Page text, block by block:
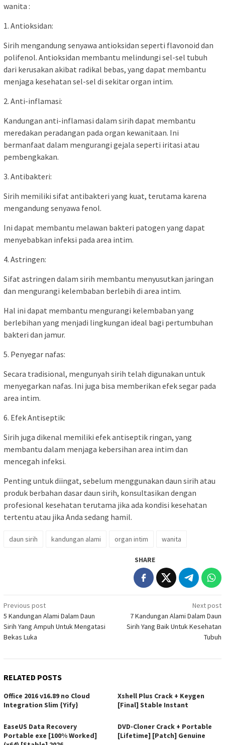
wanita :
1. Antioksidan:
Sirih mengandung senyawa antioksidan seperti flavonoid dan
polifenol. Antioksidan membantu melindungi sel-sel tubuh
dari kerusakan akibat radikal bebas, yang dapat membantu
menjaga kesehatan sel-sel di sekitar organ intim.
2. Anti-inflamasi:
Kandungan anti-inflamasi dalam sirih dapat membantu
meredakan peradangan pada organ kewanitaan. Ini
bermanfaat dalam mengurangi gejala seperti iritasi atau
pembengkakan.
3. Antibakteri:
Sirih memiliki sifat antibakteri yang kuat, terutama karena
mengandung senyawa fenol.
Ini dapat membantu melawan bakteri patogen yang dapat
menyebabkan infeksi pada area intim.
4. Astringen:
Sifat astringen dalam sirih membantu menyusutkan jaringan
dan mengurangi kelembaban berlebih di area intim.
Hal ini dapat membantu mengurangi kelembaban yang
berlebihan yang menjadi lingkungan ideal bagi pertumbuhan
bakteri dan jamur.
5. Penyegar nafas:
Secara tradisional, mengunyah sirih telah digunakan untuk
menyegarkan nafas. Ini juga bisa memberikan efek segar pada
area intim.
6. Efek Antiseptik:
Sirih juga dikenal memiliki efek antiseptik ringan, yang
membantu dalam menjaga kebersihan area intim dan
mencegah infeksi.
Penting untuk diingat, sebelum menggunakan daun sirih atau
produk berbahan dasar daun sirih, konsultasikan dengan
profesional kesehatan terutama jika ada kondisi kesehatan
tertentu atau jika Anda sedang hamil.
daun sirih kandungan alami organ intim wanita
SHARE
Post
navigation
Previous post
5 Kandungan Alami Dalam Daun
Sirih Yang Ampuh Untuk Mengatasi
Bekas Luka
Next post
7 Kandungan Alami Dalam Daun
Sirih Yang Baik Untuk Kesehatan
Tubuh
RELATED POSTS
Office 2016 v16.89 no Cloud
Integration Slim {Yify}
Xshell Plus Crack + Keygen
[Final] Stable Instant
EaseUS Data Recovery
Portable exe [100% Worked]
DVD-Cloner Crack + Portable
[Lifetime] [Patch] Genuine